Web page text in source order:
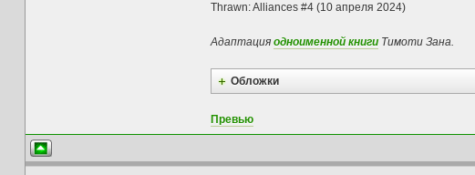
Thrawn: Alliances #4 (10 апреля 2024)
Адаптация одноименной книгиТимоти Зана.
Обложки
Превью